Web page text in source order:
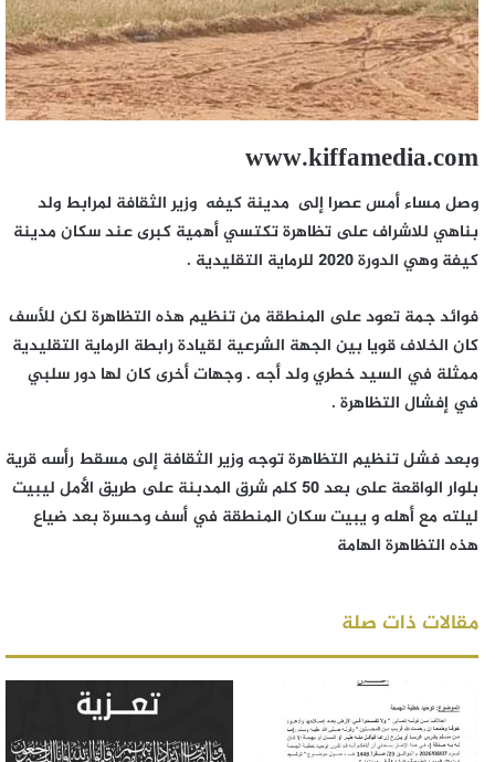
www.kiffamedia.com
وصل مساء أمس عصرا إلى مدينة كيفه وزير الثقافة لمرابط ولد
بناهي للاشراف على تظاهرة تكتسي أهمية كبرى عند سكان مدينة
كيفة وهي الدورة 2020 للرماية التقليدية .
فوائد جمة تعود على المنطقة من تنظيم هذه التظاهرة لكن للأسف
كان الخلاف قويا بين الجهة الشرعية لقيادة رابطة الرماية التقليدية
ممثلة في السيد خطري ولد أجه . وجهات أخرى كان لها دور سلبي
في إفشال التظاهرة .
وبعد فشل تنظيم التظاهرة توجه وزير الثقافة إلى مسقط رأسه قرية
بلوار الواقعة على بعد 50 كلم شرق المدبنة على طريق الأمل ليبيت
ليلته مع أهله و يبيت سكان المنطقة في أسف وحسرة بعد ضياع
هذه التظاهرة الهامة
مقالات ذات صلة